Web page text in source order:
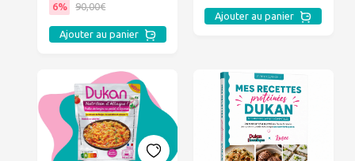
6% 90,00€
Ajouter au panier
Ajouter au panier